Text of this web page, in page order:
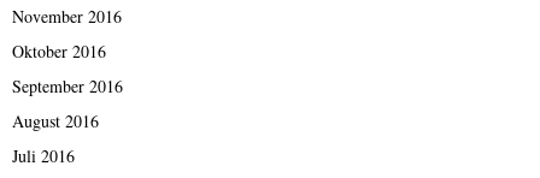
November 2016
Oktober 2016
September 2016
August 2016
Juli 2016